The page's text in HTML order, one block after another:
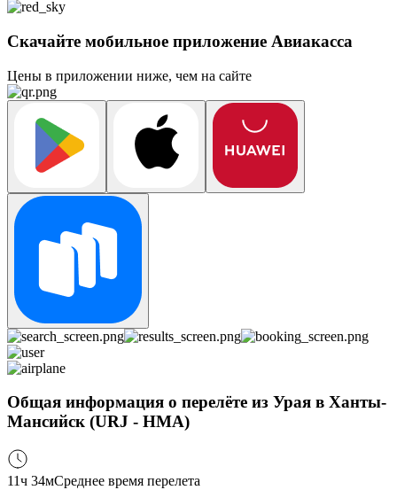
Скачайте мобильное приложение Авиакасса
Цены в приложении ниже, чем на сайте
Общая информация о перелёте из Урая в Ханты-
Мансийск (URJ - HMA)
11ч 34мСреднее время перелета